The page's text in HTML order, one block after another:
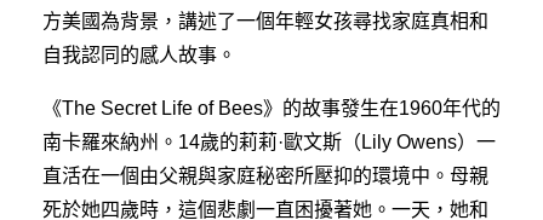
方美國為背景，講述了一個年輕女孩尋找家庭真相和
自我認同的感人故事。
《The Secret Life of Bees》的故事發生在1960年代的
南卡羅來納州。14歲的莉莉·歐文斯（Lily Owens）一
直活在一個由父親與家庭秘密所壓抑的環境中。母親
死於她四歲時，這個悲劇一直困擾著她。一天，她和
經驗分享
網站資源
留學最新消息